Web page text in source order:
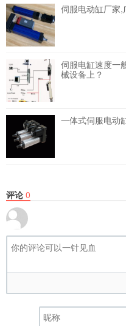
伺服电动缸厂家
伺服电缸速度一
械设备上？
一体式伺服电动
评论 0